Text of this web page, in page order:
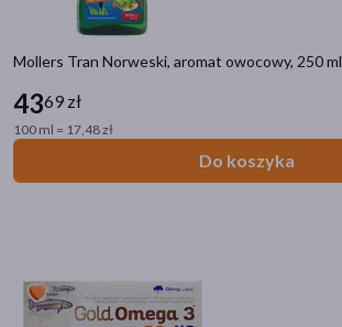
Mollers Tran Norweski, aromat owocowy, 250 ml
4369 zł
100 ml = 17,48 zł
Do koszyka